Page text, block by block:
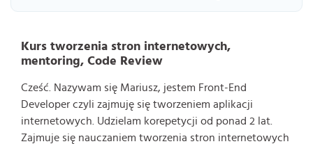
Kurs tworzenia stron internetowych,
mentoring, Code Review
Cześć. Nazywam się Mariusz, jestem Front-End
Developer czyli zajmuję się tworzeniem aplikacji
internetowych. Udzielam korepetycji od ponad 2 lat.
Zajmuje się nauczaniem tworzenia stron internetowych